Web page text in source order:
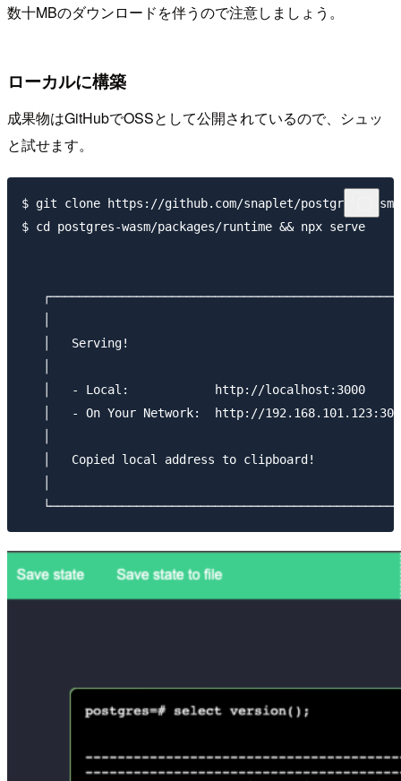
数十MBのダウンロードを伴うので注意しましょう。
ローカルに構築
成果物はGitHubでOSSとして公開されているので、シュッ
と試せます。
$ git clone https://github.com/snaplet/postgres-
$ cd postgres-wasm/packages/runtime && npx serve
│   Serving!
│   - Local:            http://localhost:3000
│   - On Your Network:  http://
│   Copied local address to clipboard!